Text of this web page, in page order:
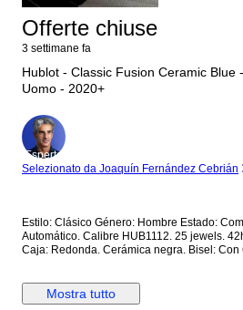
Offerte chiuse
3 settimane fa
Hublot - Classic Fusion Ceramic Blue
Uomo - 2020+
Esperto
Selezionato da Joaquín Fernández Cebrián
Estilo: Clásico Género: Hombre Estado:
Automático. Calibre HUB1112. 25 jewels.
Caja: Redonda. Cerámica negra. Bisel:
central. Cristal: Zafiro. Plano. Antirreflejo.
logo. Con pulsadores. Deployante doble.
Mostra tutto